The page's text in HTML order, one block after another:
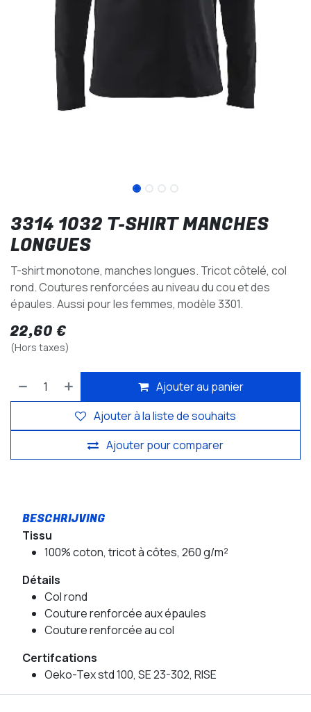
3314 1032 T-SHIRT MANCHES
LONGUES
T-shirt monotone, manches longues. Tricot côtelé, col
rond. Coutures renforcées au niveau du cou et des
épaules. Aussi pour les femmes, modèle 3301.
22,60 €
(Hors taxes)
Ajouter au panier
Ajouter pour comparer
Ajouter à la liste de souhaits
Tissu
100% coton, tricot à côtes, 260 g/m²
Détails
Col rond
Couture renforcée aux épaules
Couture renforcée au col
Certifcations
Oeko-Tex std 100, SE 23-302, RISE